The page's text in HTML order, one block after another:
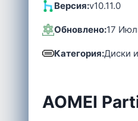
Версия:v10.11.0
Обновлено:17
Категория:Диски
AOMEI